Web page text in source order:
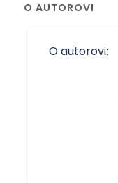
O AUTOROVI
O autorovi: